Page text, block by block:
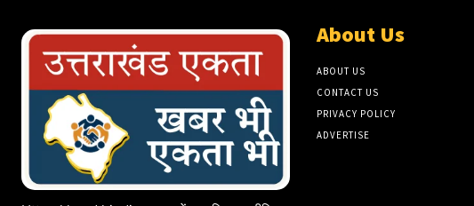
About Us
ABOUT US
CONTACT US
PRIVACY POLICY
ADVERTISE